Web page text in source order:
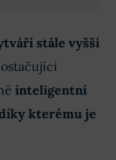
stále vyšší
inteligentní
kterému je